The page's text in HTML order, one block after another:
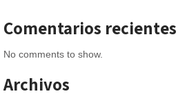
Comentarios recientes
No comments to show.
Archivos